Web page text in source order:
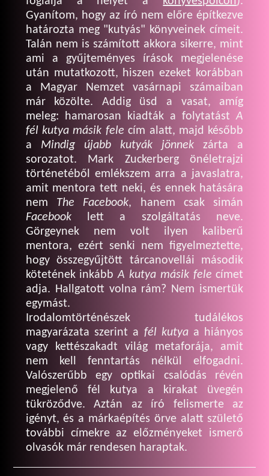
Gyanítom, hogy az író nem előre építkezve
határozta meg "kutyás" könyveinek címeit.
Talán nem is számított akkora sikerre, mint
ami a gyűjteményes írások megjelenése
után mutatkozott, hiszen ezeket korábban
a Magyar Nemzet vasárnapi számaiban
már közölte. Addig üsd a vasat, amíg
meleg: hamarosan kiadták a folytatástA
fél kutya másik fele cím alatt, majd később
a Mindig újabb kutyák jönnek zárta a
sorozatot. Mark Zuckerberg önéletrajzi
történetéből emlékszem arra a javaslatra,
amit mentora tett neki, és ennek hatására
nem The Facebook, hanem csak simán
Facebooklett a szolgáltatás neve.
Görgeynek nem volt ilyen kaliberű
mentora, ezért senki nem figyelmeztette,
hogy összegyűjtött tárcanovellái második
kötetének inkábbA kutya másik fele címet
adja. Hallgatott volna rám? Nem ismertük
egymást.
Irodalomtörténészek tudálékos
magyarázata szerint a fél kutyaa hiányos
vagy kettészakadt világ metaforája, amit
nem kell fenntartás nélkül elfogadni.
Valószerűbb egy optikai csalódás révén
megjelenő fél kutya a kirakat üvegén
tükröződve. Aztán az író felismerte az
igényt, és a márkaépítés örve alatt születő
további címekre az előzményeket ismerő
olvasók már rendesen haraptak.